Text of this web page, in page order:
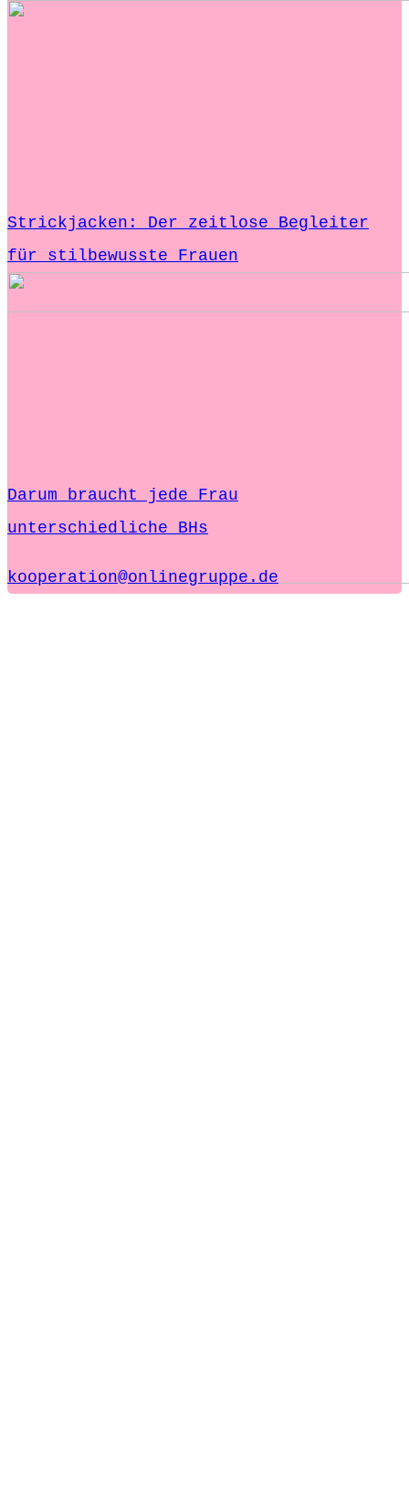
Strickjacken: Der zeitlose Begleiter
für stilbewusste Frauen
Darum braucht jede Frau
unterschiedliche BHs
kooperation@onlinegruppe.de